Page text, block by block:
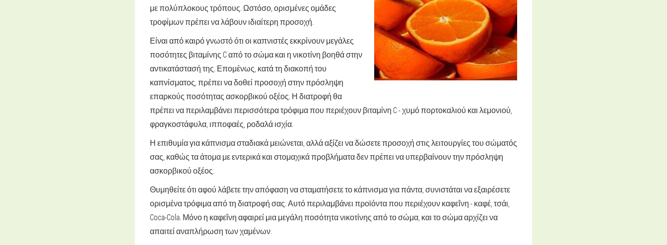
με πολύπλοκους τρόπους. Ωστόσο, ορισμένες ομάδες
τροφίμων πρέπει να λάβουν ιδιαίτερη προσοχή.
Είναι από καιρό γνωστό ότι οι καπνιστές εκκρίνουν μεγάλες
ποσότητες βιταμίνης C από το σώμα και η νικοτίνη βοηθά στην
αντικατάστασή της. Επομένως, κατά τη διακοπή του
καπνίσματος, πρέπει να δοθεί προσοχή στην πρόσληψη
επαρκούς ποσότητας ασκορβικού οξέος. Η διατροφή θα
πρέπει να περιλαμβάνει περισσότερα τρόφιμα που περιέχουν βιταμίνη C - χυμό πορτοκαλιού και λεμονιού,
φραγκοστάφυλα, ιπποφαές, ροδαλά ισχία.
Η επιθυμία για κάπνισμα σταδιακά μειώνεται, αλλά αξίζει να δώσετε προσοχή στις λειτουργίες του σώματός
σας, καθώς τα άτομα με εντερικά και στομαχικά προβλήματα δεν πρέπει να υπερβαίνουν την πρόσληψη
ασκορβικού οξέος.
Θυμηθείτε ότι αφού λάβετε την απόφαση να σταματήσετε το κάπνισμα για πάντα, συνιστάται να εξαιρέσετε
ορισμένα τρόφιμα από τη διατροφή σας. Αυτό περιλαμβάνει προϊόντα που περιέχουν καφεΐνη - καφέ, τσάι,
Coca-Cola. Μόνο η καφεΐνη αφαιρεί μια μεγάλη ποσότητα νικοτίνης από το σώμα, και το σώμα αρχίζει να
απαιτεί αναπλήρωση των χαμένων.